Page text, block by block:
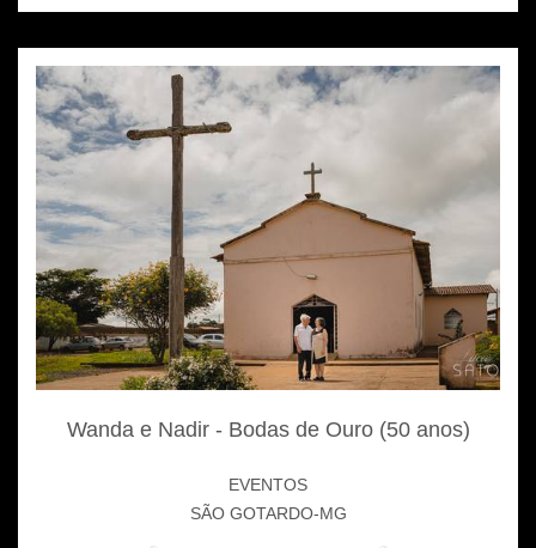
Wanda e Nadir - Bodas de Ouro (50 anos)
EVENTOS
SÃO GOTARDO-MG